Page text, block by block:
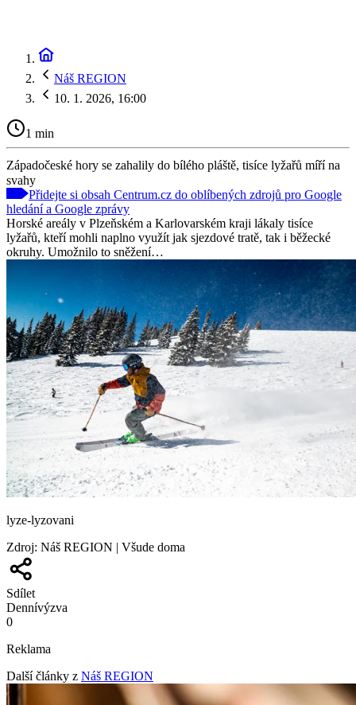
Náš REGION
10. 1. 2026, 16:00
1 min
Západočeské hory se zahalily do bílého pláště, tisíce lyžařů míří na
svahy
Přidejte si obsah Centrum.cz do oblíbených zdrojů pro Google
hledání a Google zprávy
Horské areály v Plzeňském a Karlovarském kraji lákaly tisíce
lyžařů, kteří mohli naplno využít jak sjezdové tratě, tak i běžecké
okruhy. Umožnilo to sněžení…
lyze-lyzovani
Zdroj: Náš REGION | Všude doma
Sdílet
Dennívýzva
0
Reklama
Další články z Náš REGION